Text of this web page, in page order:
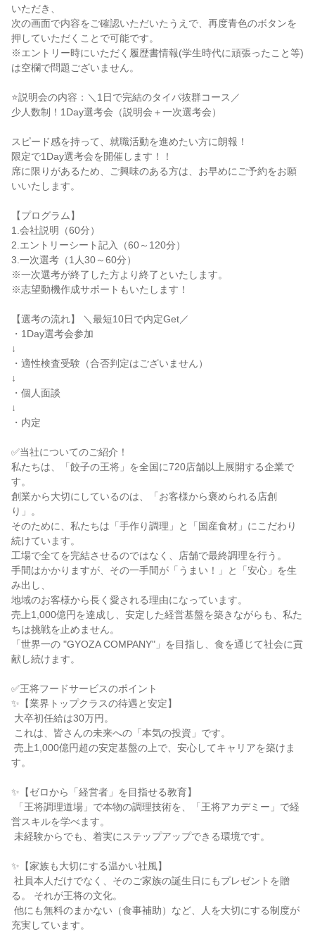
いただき、
次の画面で内容をご確認いただいたうえで、再度青色のボタンを
押していただくことで可能です。
※エントリー時にいただく履歴書情報(学生時代に頑張ったこと等)
は空欄で問題ございません。
⭐説明会の内容：＼1日で完結のタイパ抜群コース／
少人数制！1Day選考会（説明会＋一次選考会）
スピード感を持って、就職活動を進めたい方に朗報！
限定で1Day選考会を開催します！！
席に限りがあるため、ご興味のある方は、お早めにご予約をお願
いいたします。
【プログラム】
1.会社説明（60分）
2.エントリーシート記入（60～120分）
3.一次選考（1人30～60分）
※一次選考が終了した方より終了といたします。
※志望動機作成サポートもいたします！
【選考の流れ】 ＼最短10日で内定Get／
・1Day選考会参加
↓
・適性検査受験（合否判定はございません）
↓
・個人面談
↓
・内定
✅当社についてのご紹介！
私たちは、「餃子の王将」を全国に720店舗以上展開する企業で
す。
創業から大切にしているのは、「お客様から褒められる店創
り」。
そのために、私たちは「手作り調理」と「国産食材」にこだわり
続けています。
工場で全てを完結させるのではなく、店舗で最終調理を行う。
手間はかかりますが、その一手間が「うまい！」と「安心」を生
み出し、
地域のお客様から長く愛される理由になっています。
売上1,000億円を達成し、安定した経営基盤を築きながらも、私た
ちは挑戦を止めません。
「世界一の "GYOZA COMPANY"」を目指し、食を通じて社会に貢
献し続けます。
✅王将フードサービスのポイント
✨【業界トップクラスの待遇と安定】
す。
✨【ゼロから「経営者」を目指せる教育】
営スキルを学べます。
✨【家族も大切にする温かい社風】
る。 それが王将の文化。
充実しています。